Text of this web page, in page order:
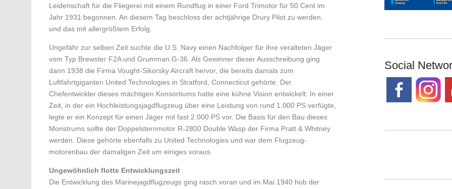
Leidenschaft für die Fliegerei mit einem Rundflug in einer Ford Trimotor für 50 Cent im
Jahr 1931 begonnen. An diesem Tag beschloss der achtjährige Drury Pilot zu werden,
und das mit allergrößtem Erfolg.
Ungefähr zur selben Zeit suchte die U.S. Navy einen Nachfolger für ihre veralteten Jäger
vom Typ Brewster F2A und Grumman G-36. Als Gewinner dieser Ausschreibung ging
dann 1938 die Firma Vought-Sikorsky Aircraft hervor, die bereits damals zum
Luftfahrtgiganten United Technologies in Stratford, Connecticut gehörte. Der
Chefentwickler dieses mächtigen Konsor­tiums hatte eine kühne Vision entwickelt: In einer
Zeit, in der ein Hochleistungs­jagdflugzeug über eine Leistung von rund 1.000 PS verfügte,
legte er ein Konzept für einen Jäger mit fast 2.000 PS vor. Die Basis für den Bau dieses
Monstrums sollte der Doppelsternmotor R-2800 Double Wasp der Firma Pratt & Whitney
werden. Diese gehörte ebenfalls zu United Technologies und war dem Flugzeug­
motorenbau der damaligen Zeit um einiges voraus.
Ungewöhnlich flotte Entwicklungszeit
Die Entwicklung des Marinejagdflugzeugs ging rasch voran und im Mai 1940 hob der
Social